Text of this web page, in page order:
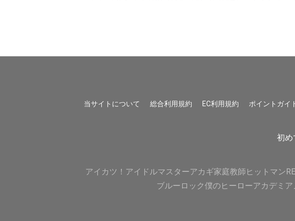
当サイトについて 総合利用規約 EC利用規約 ポイントガイ
初め
アイカツ！ アイドルマスターアカギ家庭教師ヒットマン
ブルーロック僕のヒーローアカデミア